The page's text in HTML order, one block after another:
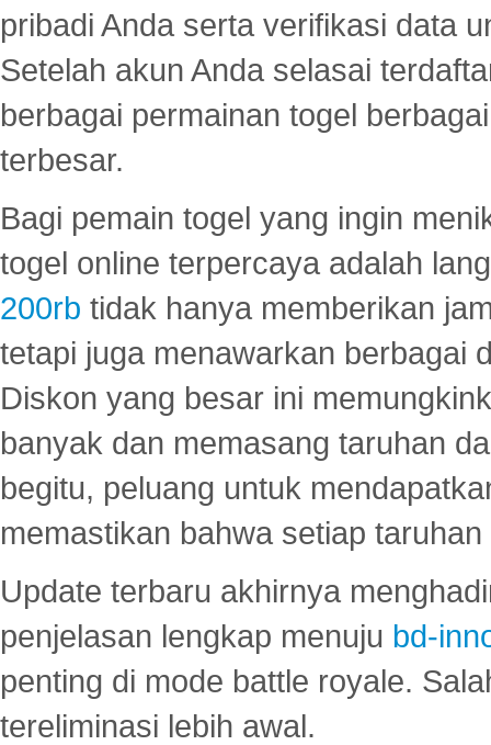
pribadi Anda serta verifikasi data
Setelah akun Anda selasai
berbagai permainan togel
terbesar.
Bagi pemain togel yang ingin
togel online terpercaya adalah
200rb tidak hanya memberikan
tetapi juga menawarkan berbagai
Diskon yang besar ini
banyak dan memasang taruhan
begitu, peluang untuk
memastikan bahwa setiap
Update terbaru akhirnya
penjelasan lengkap menuju bd-
penting di mode battle royale.
tereliminasi lebih awal.